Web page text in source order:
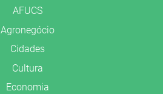
AFUCS
Agronegócio
Cidades
Cultura
Economia